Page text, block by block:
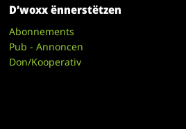
D’woxx ënnerstëtzen
Abonnements
Pub - Annoncen
Don/Kooperativ